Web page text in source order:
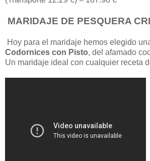
MARIDAJE DE PESQUERA
Hoy para el maridaje hemos elegido
Codornices con Pisto, del afamado
Un maridaje ideal con cualquier receta